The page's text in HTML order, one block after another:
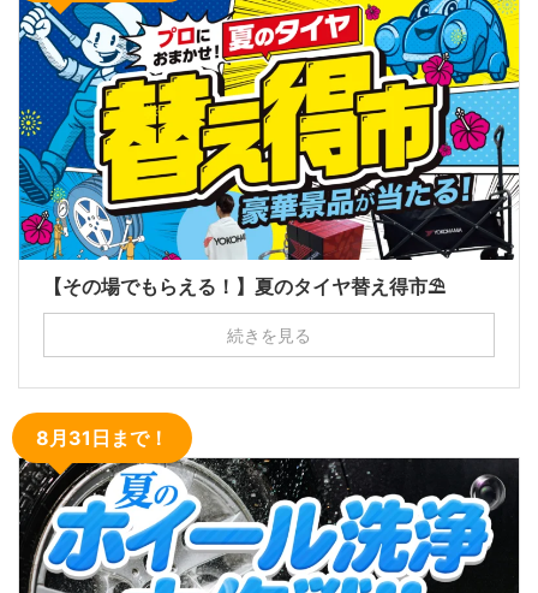
【その場でもらえる！】夏のタイヤ替え得市⛱
続きを見る
8月31日まで！